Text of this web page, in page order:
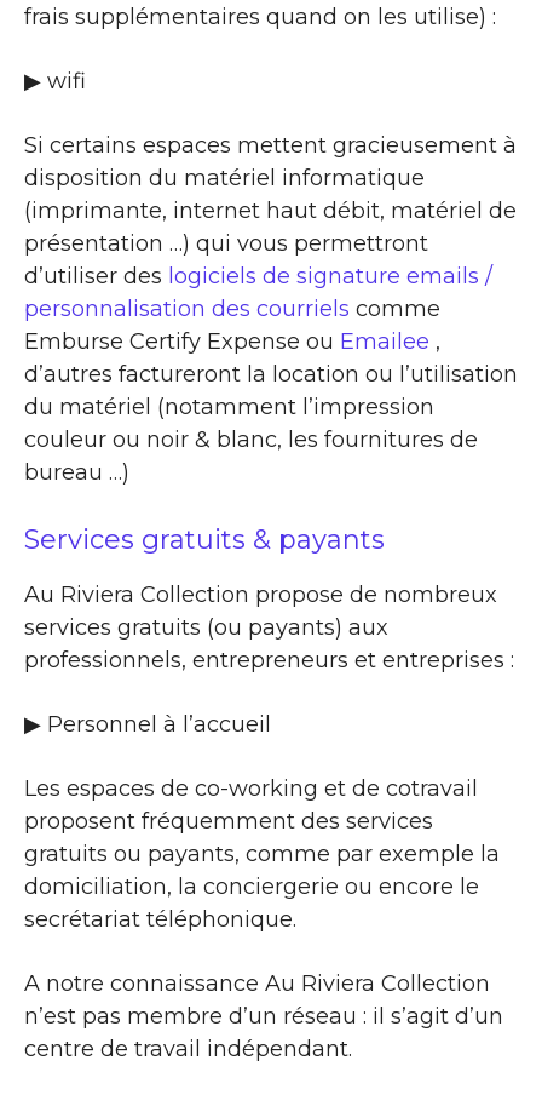
frais supplémentaires quand on les utilise) :
▶ wifi
Si certains espaces mettent gracieusement à
disposition du matériel informatique
(imprimante, internet haut débit, matériel de
présentation …) qui vous permettront
d’utiliser des logiciels de signature emails /
personnalisation des courriels comme
Emburse Certify Expense ou Emailee ,
d’autres factureront la location ou l’utilisation
du matériel (notamment l’impression
couleur ou noir & blanc, les fournitures de
bureau …)
Services gratuits & payants
Au Riviera Collection propose de nombreux
services gratuits (ou payants) aux
professionnels, entrepreneurs et entreprises :
▶​ Personnel à l’accueil
Les espaces de co-working et de cotravail
proposent fréquemment des services
gratuits ou payants, comme par exemple la
domiciliation, la conciergerie ou encore le
secrétariat téléphonique.
A notre connaissance Au Riviera Collection
n’est pas membre d’un réseau : il s’agit d’un
centre de travail indépendant.